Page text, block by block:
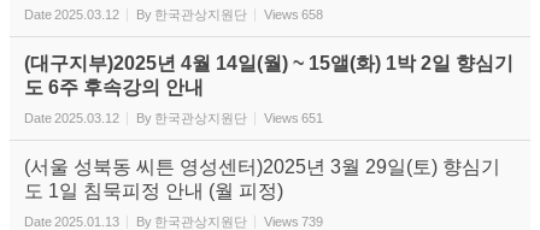
Date2025.03.12 By 한국관상지원단 Views 658
(대구지부)2025년 4월 14일(월) ~ 15앨(화) 1박 2일 향심기
도 6주 후속강의 안내
Date2025.03.12 By 한국관상지원단 Views 651
(서울 성북동 씨튼 영성센터)2025년 3월 29일(토) 향심기
도 1일 침묵피정 안내 (월 피정)
Date2025.01.13 By 한국관상지원단 Views 739